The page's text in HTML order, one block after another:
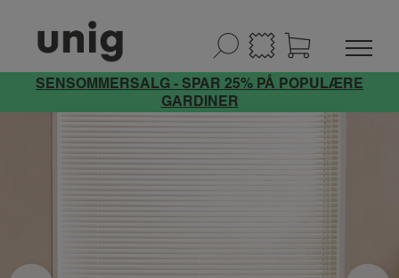
SENSOMMERSALG - SPAR 25% PÅ POPULÆRE
GARDINER